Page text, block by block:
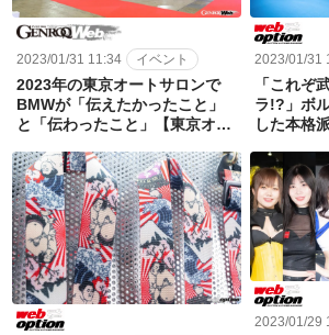
2023/01/31 11:34 イベント
2023年の東京オートサロンで
BMWが「伝えたかったこと」
と「伝わったこと」【東京オー
2023/01/31
「これぞ
ラ!?」ボ
した本格
2023/01/29